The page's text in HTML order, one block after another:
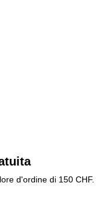
d'ordine di 150 CHF.